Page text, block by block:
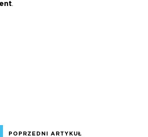
.
POPRZEDNI ARTYKUŁ